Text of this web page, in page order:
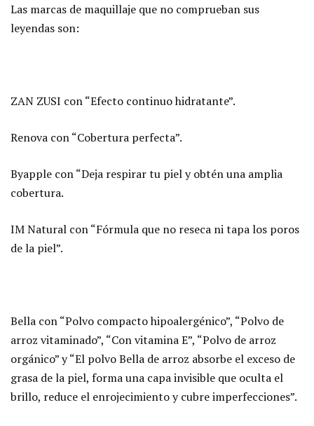
Las marcas de maquillaje que no comprueban sus
leyendas son:
ZAN ZUSI con “Efecto continuo hidratante”.
Renova con “Cobertura perfecta”.
Byapple con “Deja respirar tu piel y obtén una amplia
cobertura.
IM Natural con “Fórmula que no reseca ni tapa los poros
de la piel”.
Bella con “Polvo compacto hipoalergénico”, “Polvo de
arroz vitaminado”, “Con vitamina E”, “Polvo de arroz
orgánico” y “El polvo Bella de arroz absorbe el exceso de
grasa de la piel, forma una capa invisible que oculta el
brillo, reduce el enrojecimiento y cubre imperfecciones”.